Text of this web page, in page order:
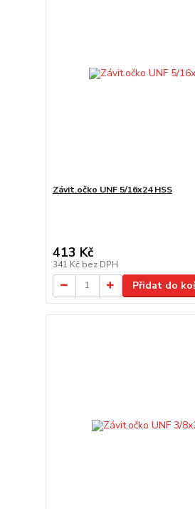
Závit.očko UNF 5/16x24 HSS
413 Kč
341 Kč bez DPH
Přidat do